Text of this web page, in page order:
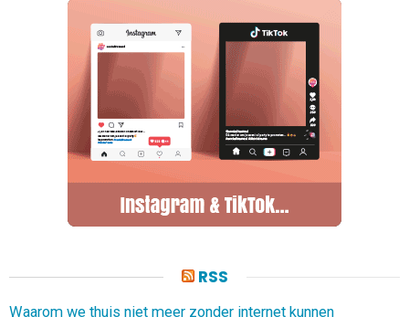
RSS
Waarom we thuis niet meer zonder internet kunnen